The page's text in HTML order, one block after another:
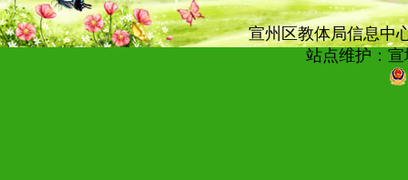
宣州区教体局信息中
站点维护：